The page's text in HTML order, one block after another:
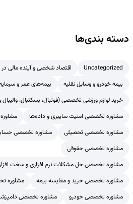
دسته بندی‌ها
Uncategorized
اقتصاد شخصی و آینده مالی
بیمه خودرو و وسایل نقلیه
بیمه‌های عمر و
خرید لوازم ورزشی تخصصی (فوتبال، بسکتبال، والیبال
مشاوره تخصصی امنیت سایبری و داده‌ها
مشاوره تخصصی تحصیلی
مشاوره تخصصی
مشاوره تخصصی حقوقی
مشاوره تخصصی حل مشکلات نرم افزاری و سخت
مشاوره تخصصی خرید و مقایسه بیمه
مشاوره
مشاوره تخصصی خودرو
مشاوره تخصصی